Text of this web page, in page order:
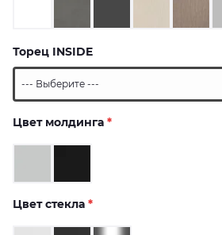
Торец INSIDE
Цвет молдинга *
Цвет стекла *